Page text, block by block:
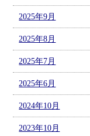
2025年9月
2025年8月
2025年7月
2025年6月
2024年10月
2023年10月